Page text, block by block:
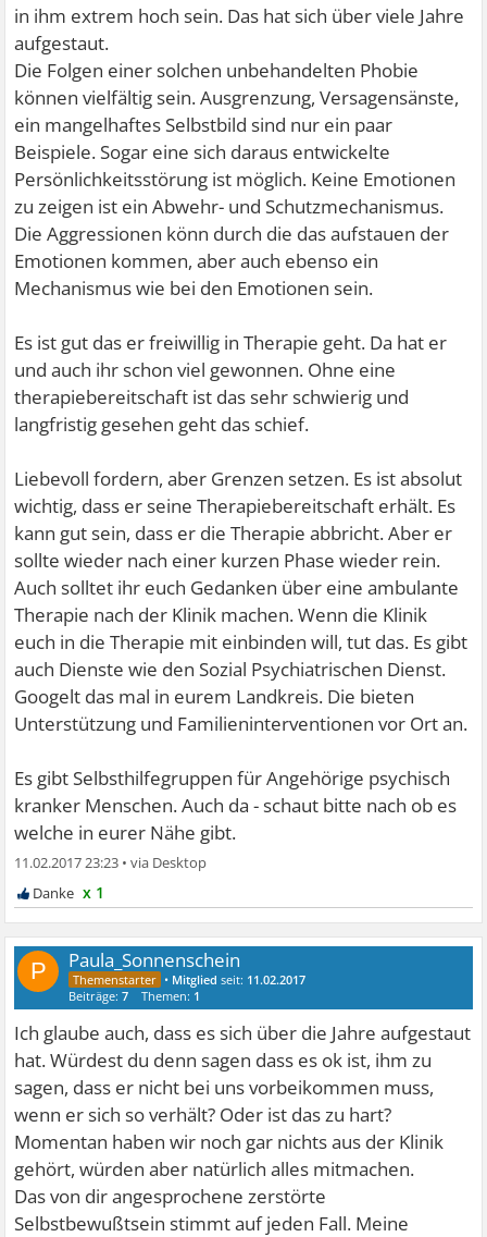
in ihm extrem hoch sein. Das hat sich über viele Jahre
aufgestaut.
Die Folgen einer solchen unbehandelten Phobie
können vielfältig sein. Ausgrenzung, Versagensänste,
ein mangelhaftes Selbstbild sind nur ein paar
Beispiele. Sogar eine sich daraus entwickelte
Persönlichkeitsstörung ist möglich. Keine Emotionen
zu zeigen ist ein Abwehr- und Schutzmechanismus.
Die Aggressionen könn durch die das aufstauen der
Emotionen kommen, aber auch ebenso ein
Mechanismus wie bei den Emotionen sein.
Es ist gut das er freiwillig in Therapie geht. Da hat er
und auch ihr schon viel gewonnen. Ohne eine
therapiebereitschaft ist das sehr schwierig und
langfristig gesehen geht das schief.
Liebevoll fordern, aber Grenzen setzen. Es ist absolut
wichtig, dass er seine Therapiebereitschaft erhält. Es
kann gut sein, dass er die Therapie abbricht. Aber er
sollte wieder nach einer kurzen Phase wieder rein.
Auch solltet ihr euch Gedanken über eine ambulante
Therapie nach der Klinik machen. Wenn die Klinik
euch in die Therapie mit einbinden will, tut das. Es gibt
auch Dienste wie den Sozial Psychiatrischen Dienst.
Googelt das mal in eurem Landkreis. Die bieten
Unterstützung und Familieninterventionen vor Ort an.
Es gibt Selbsthilfegruppen für Angehörige psychisch
kranker Menschen. Auch da - schaut bitte nach ob es
welche in eurer Nähe gibt.
11.02.2017 23:23 •
x 1
P Paula_Sonnenschein
• Mitglied seit: 11.02.2017
Beiträge:7 Themen: 1
Ich glaube auch, dass es sich über die Jahre aufgestaut
hat. Würdest du denn sagen dass es ok ist, ihm zu
sagen, dass er nicht bei uns vorbeikommen muss,
wenn er sich so verhält? Oder ist das zu hart?
Momentan haben wir noch gar nichts aus der Klinik
gehört, würden aber natürlich alles mitmachen.
Das von dir angesprochene zerstörte
Selbstbewußtsein stimmt auf jeden Fall. Meine